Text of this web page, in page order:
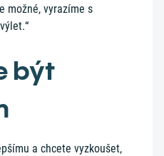
možné, vyrazíme s
být
a chcete vyzkoušet,